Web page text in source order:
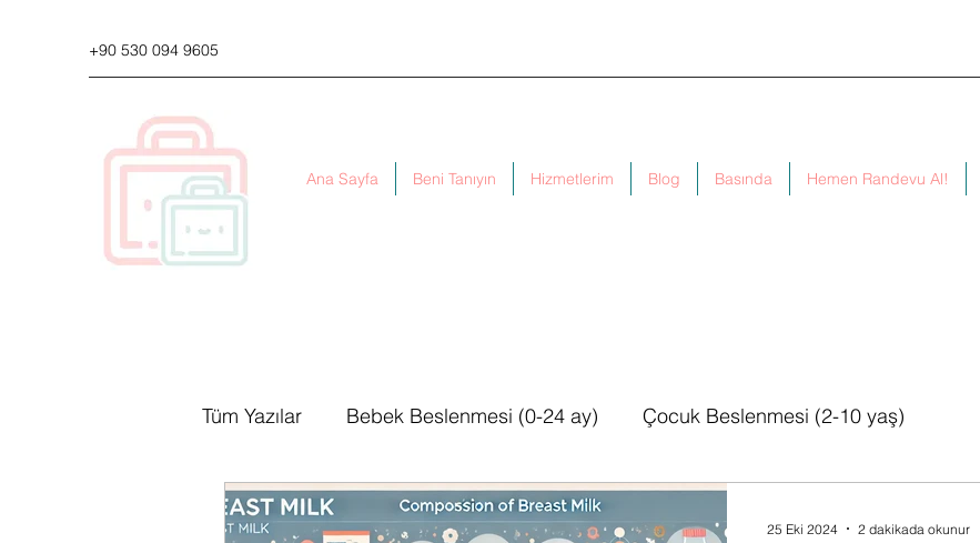
+90 530 094 9605
Ana Sayfa Beni Tanıyın Hizmetlerim Blog Basında Hemen Randevu Al!
Tüm Yazılar Bebek Beslenmesi (0-24 ay) Çocuk Beslenmesi (2-10 yaş)
Ergen Beslenmesi (10-18 yaş) Gebelik Öncesi Beslenme
25 Eki 2024 2 dakikada okunur